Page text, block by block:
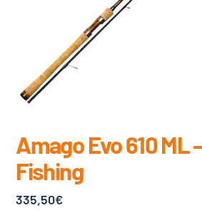
Amago Evo 610 ML
Fishing
335,50€